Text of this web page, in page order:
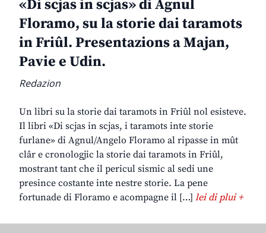
«Di scjas in scjas» di Agnul
Floramo, su la storie dai taramots
in Friûl. Presentazions a Majan,
Pavie e Udin.
Redazion
Un libri su la storie dai taramots in Friûl nol esisteve.
Il libri «Di scjas in scjas, i taramots inte storie
furlane» di Agnul/Angelo Floramo al ripasse in mût
clâr e cronologjic la storie dai taramots in Friûl,
mostrant tant che il pericul sismic al sedi une
presince costante inte nestre storie. La pene
fortunade di Floramo e acompagne il […] lei di plui +